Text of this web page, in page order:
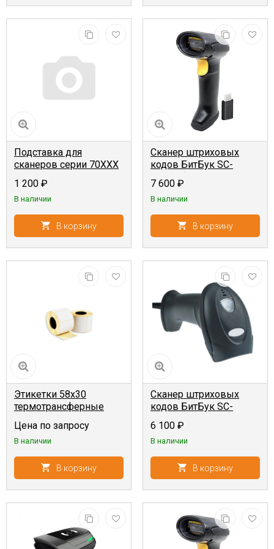
Подставка для
сканеров серии 70XXX
1 200 ₽
В наличии
В корзину
Сканер штриховых
кодов БитБук SC-
беспроводной, USB-
HID+USB-VCOM}
7 600 ₽
В наличии
В корзину
Этикетки 58x30
термотрансферные
Цена по запросу
В наличии
В корзину
Сканер штриховых
кодов БитБук SC-
проводной, USB-
HID+USB-VCOM}
6 100 ₽
В наличии
В корзину